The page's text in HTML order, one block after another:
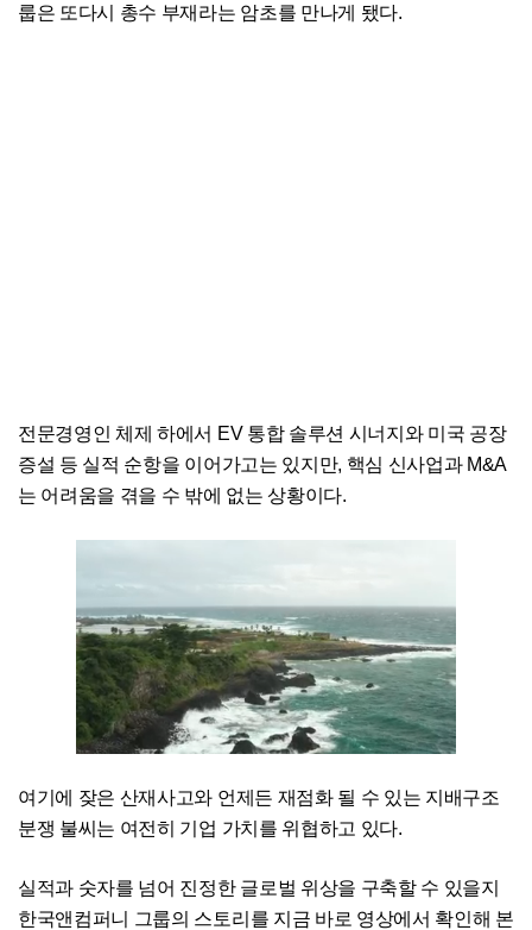
룹은 또다시 총수 부재라는 암초를 만나게 됐다.
전문경영인 체제 하에서 EV 통합 솔루션 시너지와 미국 공장
증설 등 실적 순항을 이어가고는 있지만, 핵심 신사업과 M&A
는 어려움을 겪을 수 밖에 없는 상황이다.
여기에 잦은 산재사고와 언제든 재점화 될 수 있는 지배구조
분쟁 불씨는 여전히 기업 가치를 위협하고 있다.
실적과 숫자를 넘어 진정한 글로벌 위상을 구축할 수 있을지
한국앤컴퍼니 그룹의 스토리를 지금 바로 영상에서 확인해 본